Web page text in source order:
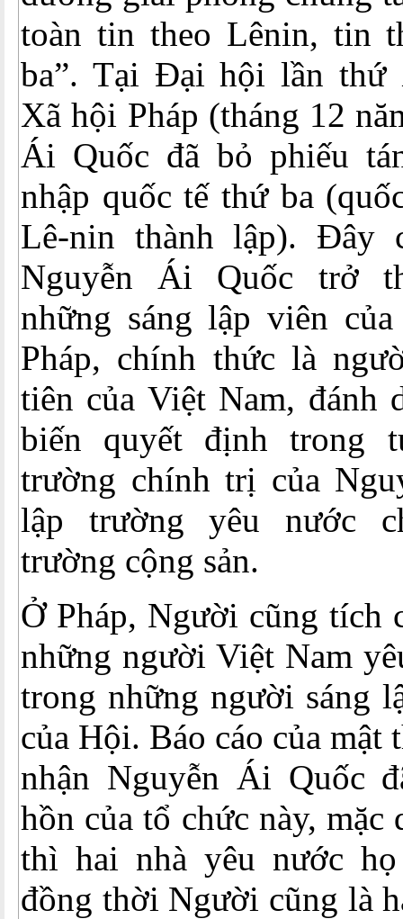
toàn tin theo Lênin, tin
ba”. Tại Đại hội lần
Xã hội Pháp (tháng 12
Ái Quốc đã bỏ phiếu
nhập quốc tế thứ ba
Lê-nin thành lập). Đây
Nguyễn Ái Quốc trở
những sáng lập viên
Pháp, chính thức là
tiên của Việt Nam, đánh
biến quyết định trong
trường chính trị của
lập trường yêu nước
trường cộng sản.
Ở Pháp, Người cũng tích
những người Việt Nam
trong những người sáng
của Hội. Báo cáo của mật
nhận Nguyễn Ái Quốc
hồn của tổ chức này,
thì hai nhà yêu nước
đồng thời Người cũng là